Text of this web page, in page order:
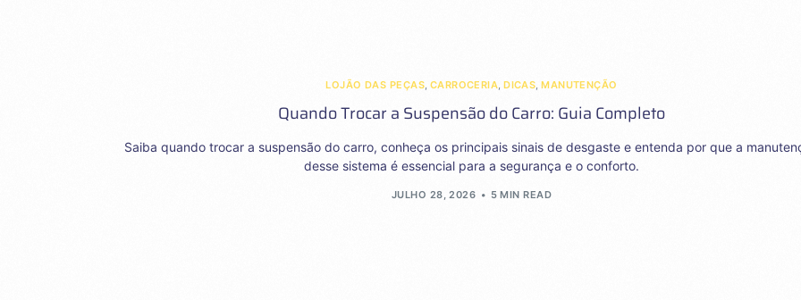
LOJÃO DAS PEÇAS, CARROCERIA,DICAS,MANUTENÇÃO
Quando Trocar a Suspensão do Carro: Guia Completo
Saiba quando trocar a suspensão do carro, conheça os principais sinais de desgaste e entenda por que a
desse sistema é essencial para a segurança e o conforto.
JULHO 28, 2026 5 MIN READ